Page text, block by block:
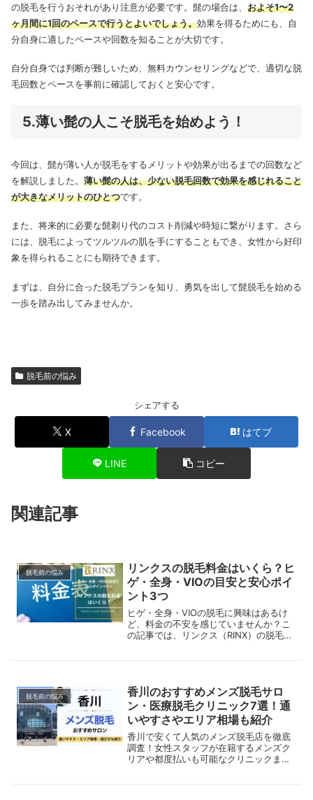
の脱毛を行うおそれがあり注意が必要です。髭の場合は、 およそ1〜2
ヶ月間に1回のペースで行うとよいでしょう。効果を得るためにも、自
分自身に適したペースや回数を知ることが大切です。
自分自身では判断が難しいため、無料カウンセリングなどで、適切な脱
毛回数とペースを事前に確認しておくと安心です。
5.薄い髭の人こそ脱毛を始めよう！
今回は、髭が薄い人が脱毛をするメリットや効果が出るまでの回数など
を解説しました。 薄い髭の人は、少ない脱毛回数で効果を感じれること
が大きなメリットのひとつです。
また、将来的に必要な髭剃り代のコスト削減や時短に繋がります。さら
には、脱毛によってツルツルの肌を手にすることもでき、女性から好印
象を得られることにも期待できます。
まずは、自分に合った脱毛プランを知り、勇気を出して髭脱毛を始める
一歩を踏み出してみませんか。
脱毛前の悩み
シェアする
X Facebook はてブ
LINE コピー
関連記事
脱毛前の悩み
リンクスの脱毛料金はいくら？ヒ
ゲ・全身・VIOの目安と安心ポイ
ント3つ
ヒゲ・全身・VIOの脱毛に興味はあるけ
ど、料金の不安を感じていませんか？こ
の記事では、リンクス（RINX）の脱毛料
脱毛前の悩み
香川のおすすめメンズ脱毛サロ
ン・医療脱毛クリニック7選！通
いやすさやエリア相場も紹介
香川で安くて人気のメンズ脱毛店を徹底
調査！女性スタッフが在籍するメンズク
リアや都度払いも可能なクリニックまで
Oなどの部位別脱毛も解説。